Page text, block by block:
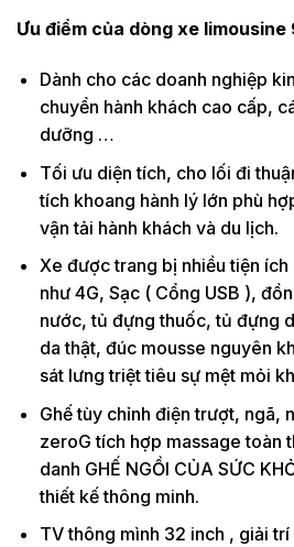
Ưu điểm của dòng xe limousine
Dành cho các doanh nghiệp
chuyển hành khách cao cấp,
dưỡng …
Tối ưu diện tích, cho lối đi
tích khoang hành lý lớn phù
vận tải hành khách và du lịch.
Xe được trang bị nhiều tiện
như 4G, Sạc ( Cổng USB ),
nước, tủ đựng thuốc, tủ đựng
da thật, đúc mousse nguyên
sát lưng triệt tiêu sự mệt mỏi
Ghế tùy chỉnh điện trượt, ngã,
zeroG tích hợp massage toàn
danh GHẾ NGỒI CỦA SỨC
thiết kế thông minh.
TV thông mình 32 inch , giải